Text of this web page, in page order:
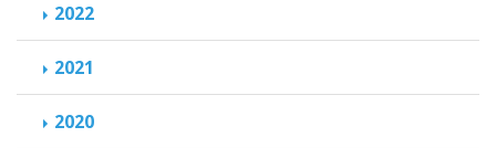
2022
2021
2020